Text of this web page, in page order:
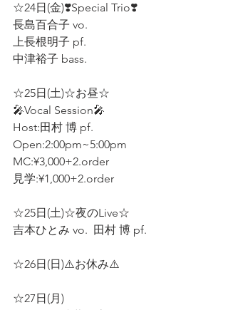
☆24日(金)❣️Special Trio❣️
長島百合子 vo.
上長根明子 pf.
中津裕子 bass.
☆25日(土)☆お昼☆
🎤Vocal Session🎤
Host:田村 博 pf.
Open:2:00pm~5:00pm
MC:¥3,000+2.order
見学:¥1,000+2.order
☆25日(土)☆夜のLive☆
吉本ひとみ vo.  田村 博 pf.
☆26日(日)⚠️お休み⚠️
☆27日(月)